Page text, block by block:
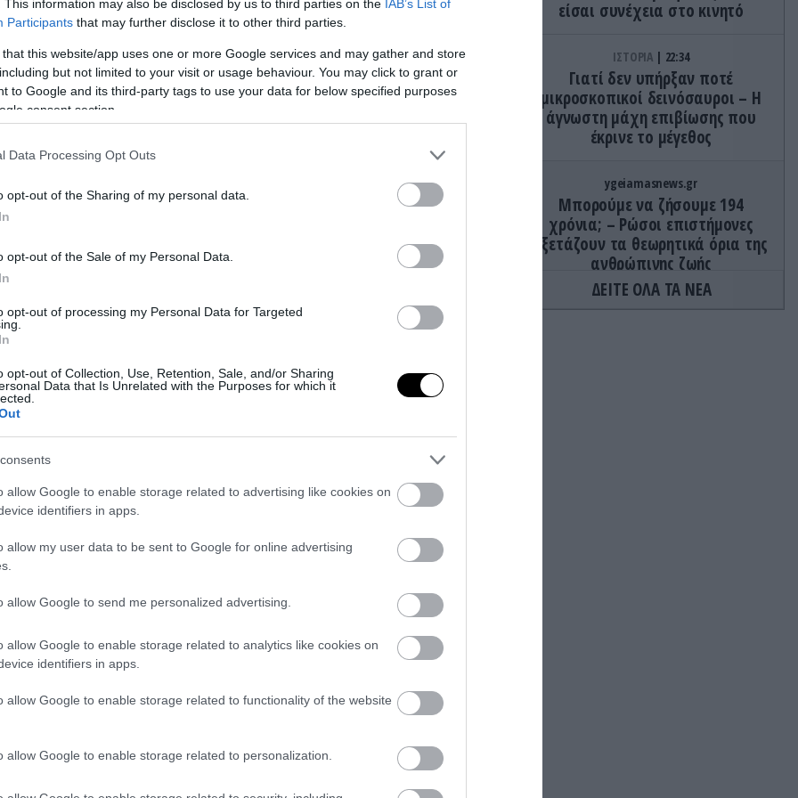
This information may also be disclosed by us to third parties on the IAB’s List of
Participants that may further disclose it to other third parties.
that this website/app uses one or more Google services and may gather and store
but not limited to your visit or usage behaviour. You may click to grant or
to Google and its third-party tags to use your data for below specified purposes
consent section.
Data Processing Opt Outs
opt-out of the Sharing of my personal data.
opt-out of the Sale of my Personal Data.
opt-out of processing my Personal Data for Targeted
opt-out of Collection, Use, Retention, Sale, and/or Sharing
Data that Is Unrelated with the Purposes for which it
allow Google to enable storage related to advertising like cookies on
identifiers in apps.
allow my user data to be sent to Google for online advertising
allow Google to send me personalized advertising.
allow Google to enable storage related to analytics like cookies on
identifiers in apps.
allow Google to enable storage related to functionality of the website
allow Google to enable storage related to personalization.
την προσγείωση, γύρω στις 3:20 μ.μ., δόθηκε εντολή
το αεροσκάφος απευθείας στον διάδρομο
και μεταφέρθηκαν με λεωφορεία με ασφάλεια
σταθμό.
έσπευσαν αμέσως οι δυνάμεις Πυρόσβεσης και
αεροδρομίου (ARFF).
στους επιβάτες βρισκόταν και ο βουλευτής του
Μαν, ο οποίος δημοσίευσε βίντεο από τη
εκκένωσης στα μέσα κοινωνικής δικτύωσης,
την άμεση και ψύχραιμη αντίδραση του
ανακοίνωσή της, η American Airlines απέδωσε την
σε έντονη οσμή/καπνό εντός της καμπίνας, ζήτησε
από το επιβατικό κοινό για την ταλαιπωρία και τόνισε
παραμένει η απόλυτη προτεραιότητά της.
αναφέρθηκε κανένας τραυματισμός.
ο Β.Ζελένσκι: «Πρέπει να αποσπάσουμε τους
από το στρατόπεδο της Ρωσίας»
ήταν ο μεγαλύτερος εκτελεστής της μαφίας – Ο λόγος που
είσαι συνέχεια στο κινητό
ΙΣΤΟΡΙΑ 22:34
Γιατί δεν υπήρξαν ποτέ
μικροσκοπικοί δεινόσαυροι – Η
άγνωστη μάχη επιβίωσης που
έκρινε το μέγεθος
ygeiamasnews.gr
Μπορούμε να ζήσουμε 194
χρόνια; – Ρώσοι επιστήμονες
εξετάζουν τα θεωρητικά όρια της
ανθρώπινης ζωής
ΦΥΣΙΚΗ ΚΑΤΑΣΤΑΣΗ 22:30
ΔΕΙΤΕ ΟΛΑ ΤΑ ΝΕΑ